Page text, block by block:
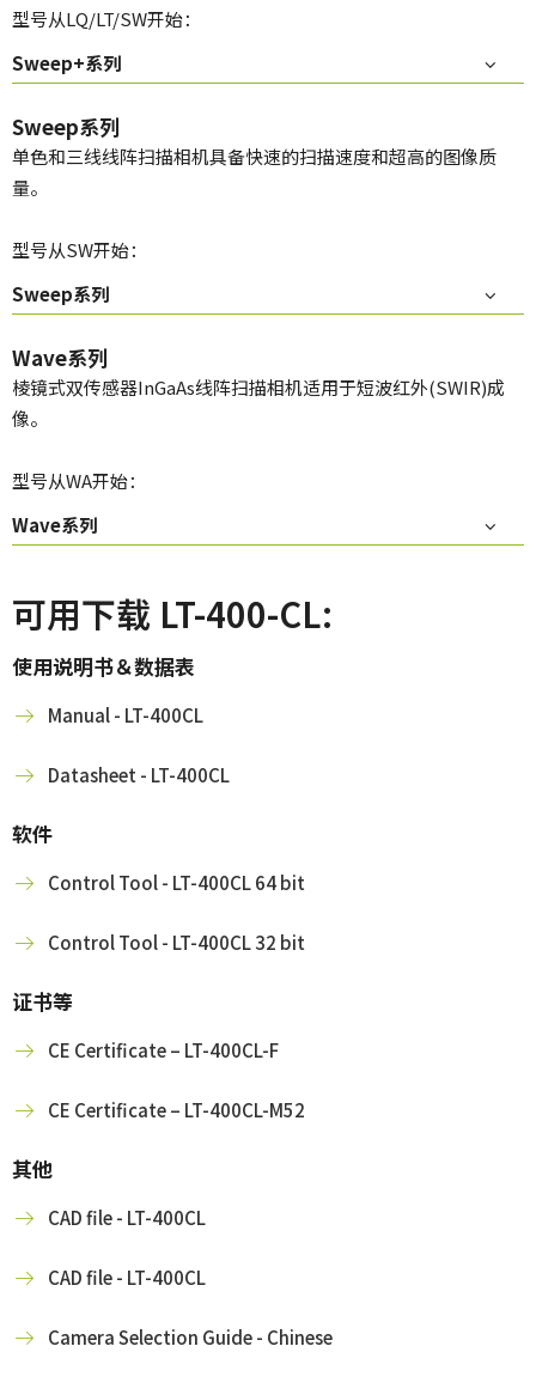
型号从LQ/LT/SW开始：
Sweep+系列
Sweep系列
单色和三线线阵扫描相机具备快速的扫描速度和超高的图像质
量。
型号从SW开始：
Sweep系列
Wave系列
棱镜式双传感器InGaAs线阵扫描相机适用于短波红外(SWIR)成
像。
型号从WA开始：
Wave系列
可用下载 LT-400-CL:
使用说明书＆数据表
Manual - LT-400CL
Datasheet - LT-400CL
软件
Control Tool - LT-400CL 64 bit
Control Tool - LT-400CL 32 bit
证书等
CE Certificate – LT-400CL-F
CE Certificate – LT-400CL-M52
其他
CAD file - LT-400CL
CAD file - LT-400CL
Camera Selection Guide - Chinese